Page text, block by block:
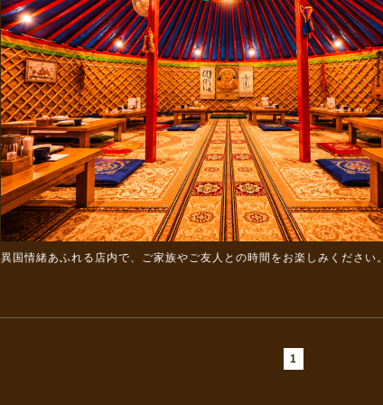
異国情緒あふれる店内で、ご家族やご友人との時間をお楽しみください
1